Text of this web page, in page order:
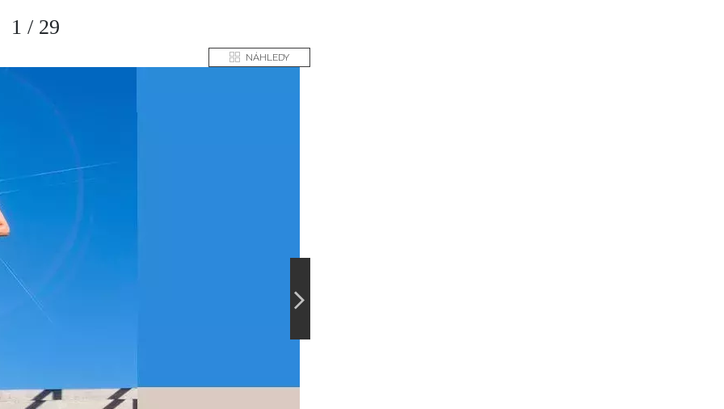
1 / 29
NÁHLEDY